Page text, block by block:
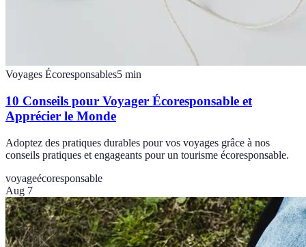
Voyages Écoresponsables5 min
10 Conseils pour Voyager Écoresponsable et
Apprécier le Monde
Adoptez des pratiques durables pour vos voyages grâce à nos
conseils pratiques et engageants pour un tourisme écoresponsable.
voyageécoresponsable
Aug 7